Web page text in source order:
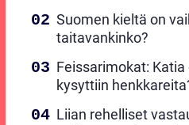
Suomen kieltä on
taitavankinko?
Feissarimokat: Katia
kysyttiin
Liian rehelliset